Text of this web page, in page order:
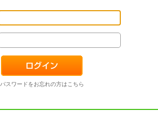
パスワードをお忘れの方はこちら